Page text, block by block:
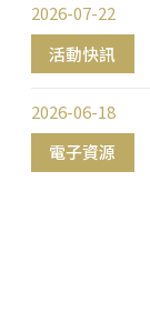
活動快訊
2026-07-22
電子資源
2026-06-18